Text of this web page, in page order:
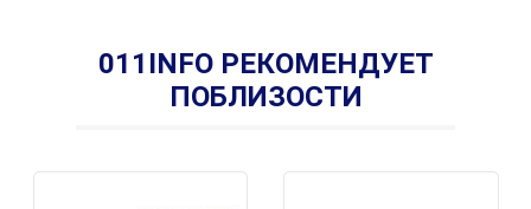
011INFO РЕКОМЕНДУЕТ
ПОБЛИЗОСТИ